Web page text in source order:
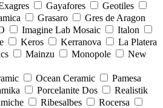
Gayafores
Geotiles
Grasaro
Gres de Aragon
Imagine Lab Mosaic
Italon
Keros Kerranova
La Platera
Mainzu Monopole
New
Ocean Ceramic
Pamesa
Porcelanite Dos
Realistik
Ribesalbes
Rocersa